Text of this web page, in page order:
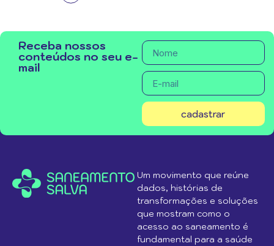
Receba nossos
conteúdos no seu e-
mail
cadastrar
Um movimento que reúne
dados, histórias de
transformações e soluções
que mostram como o
acesso ao saneamento é
fundamental para a saúde